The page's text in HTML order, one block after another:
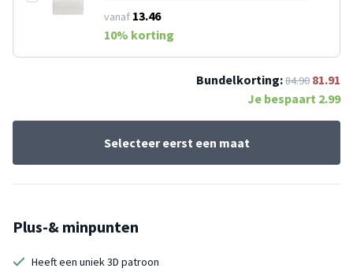
vanaf 13.46
10% korting
Bundelkorting:84.90 81.91
Je bespaart 2.99
Selecteer eerst een maat
Plus-& minpunten
Heeft een uniek 3D patroon